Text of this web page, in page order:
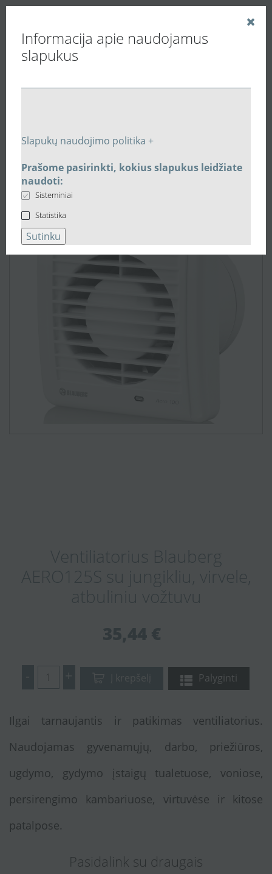
Informacija apie naudojamus
slapukus
Slapukų naudojimo politika +
Prašome pasirinkti, kokius slapukus leidžiate
naudoti:
Sisteminiai
Statistika
Sutinku
Vedinu.LT
Buitiniai ventiliatoriai
Ventiliatorius Blauberg AERO125S su jungikliu, virvele,
atbuliniu vožtuvu
Ventiliatorius Blauberg
AERO125S su jungikliu, virvele,
atbuliniu vožtuvu
35,44 €
- + Į krepšelį Palyginti
Ilgai tarnaujantis ir patikimas ventiliatorius.
Naudojamas gyvenamųjų, darbo, priežiūros,
ugdymo, gydymo įstaigų tualetuose, voniose,
persirengimo kambariuose, virtuvėse ir kitose
patalpose.
Pasidalink su draugais